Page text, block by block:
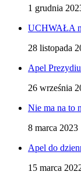
1 grudnia
UCHWAŁA
28 listopada
Apel
26 września
Nie ma na to
8 marca 2023
Apel do
15 marca